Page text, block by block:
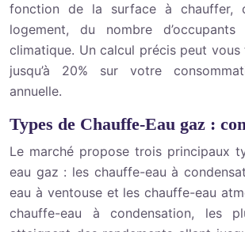
fonction de la surface à chauffer,
logement, du nombre
climatique. Un calcul précis peut
jusqu’à 20% sur votre
annuelle.
Types de Chauffe-Eau gaz :
Le marché propose trois principaux
eau gaz : les chauffe-eau à
eau à ventouse et les chauffe-eau
chauffe-eau à condensation, les